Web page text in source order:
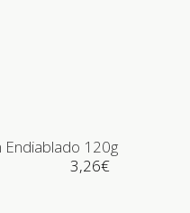
Endiablado 120g
3,26€